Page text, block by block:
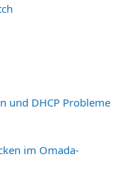
und DHCP Probleme
im Omada-